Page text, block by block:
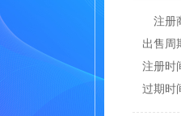
注册
出售周
注册时
过期时